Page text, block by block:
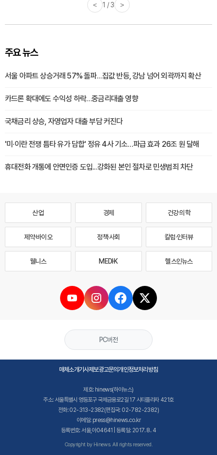
< 1 / 3 >
주요 뉴스
서울 아파트 상승거래 57% 돌파…집값 반등, 강남 넘어 외곽까지 확산
카드론 확대에도 수익성 하락…중금리대출 영향
국채금리 상승, 자영업자 대출 부담 커진다
'미·이란 전쟁 틈타 유가 담합' 정유 4사 기소…파급 효과 26조 원 달해
휴대전화 개통에 안면인증 도입...강화된 본인 절차로 민생범죄 차단
산업 경제 건강·의학
제약·바이오 정책·사회 칼럼·인터뷰
웰니스 MEDI·K 헬스인뉴스
PC버전
매체소개기사제보광고문의개인정보처리방침
제호: hinews(하이뉴스)
주소: 서울특별시 영등포구 국제금융로2길 17 시티플라자 421호
전화: 02-313-2382(편집국: 02-782-2382)
이메일: press@hinews.co.kr
등록번호: 서울,아04641 | 등록일: 2017. 8. 4
Copyright by Hinews. All rights reserved.